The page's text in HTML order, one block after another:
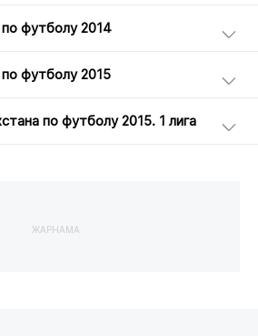
футболу 2014
футболу 2015
по футболу 2015. 1 лига
ЖАРНАМА